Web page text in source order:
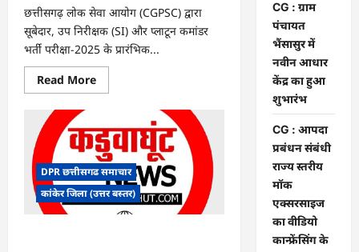
छत्तीसगढ़ लोक सेवा आयोग (CGPSC) द्वारा
सूबेदार, उप निरीक्षक (SI) और प्लाटून कमांडर
भर्ती परीक्षा-2025 के प्रारंभिक...
Read MoreRead
more
SI
भर्ती
रिजल्ट
में
‘न्यूज़’,
‘स्पेस
रानी’
और
DPR छत्तीसगढ समाचार
कांकेर जिला (उत्तर बस्तर)
CG : ग्राम
पंचायत
भैंसासुर में
नवीन आधार
केंद्र का हुआ
शुभारंभ
CG : आपदा
प्रबंधन संबंधी
राज्य स्तरीय
मॉक
एक्सरसाइज
का वीडियो
कान्फ्रेंसिंग के